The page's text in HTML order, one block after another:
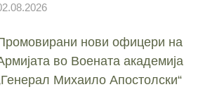
нови офицери на
во Воената академија
Михаило Апостолски“